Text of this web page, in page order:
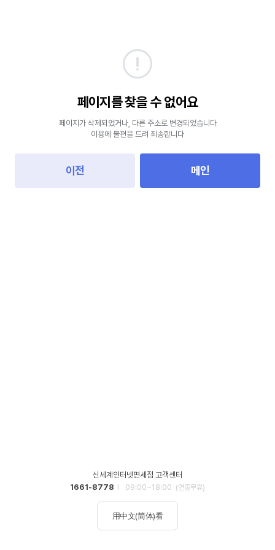
페이지를 찾을 수 없어요
페이지가 삭제되었거나, 다른 주소로 변경되었습니다
이용에 불편을 드려 죄송합니다
이전 메인
신세계인터넷면세점 고객센터
1661-8778
09:00~18:00 (연중무휴)
用中文(简体)看